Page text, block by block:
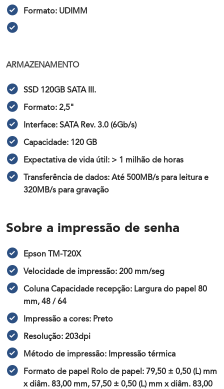
Formato: UDIMM
ARMAZENAMENTO
SSD 120GB SATA III.
Formato: 2,5"
Interface: SATA Rev. 3.0 (6Gb/s)
Capacidade: 120 GB
Expectativa de vida útil: > 1 milhão de horas
Transferência de dados: Até 500MB/s para leitura e
320MB/s para gravação
Sobre a impressão de senha
Epson TM-T20X
Velocidade de impressão: 200 mm/seg
Coluna Capacidade recepção: Largura do papel 80
mm, 48 / 64
Impressão a cores: Preto
Resolução: 203dpi
Método de impressão: Impressão térmica
Formato de papel Rolo de papel: 79,50 ± 0,50 (L) mm
x diâm. 83,00 mm, 57,50 ± 0,50 (L) mm x diâm. 83,00